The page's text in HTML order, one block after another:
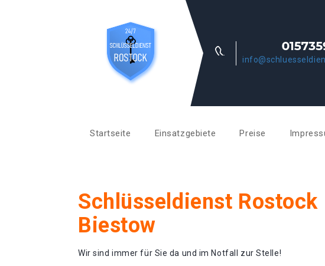
Startseite Einsatzgebiete Preise
Schlüsseldienst Rostock
Biestow
Wir sind immer für Sie da und im Notfall zur Stelle!